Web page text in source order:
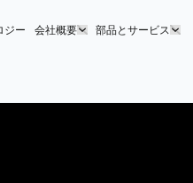
ジー 会社概要 部品とサービス